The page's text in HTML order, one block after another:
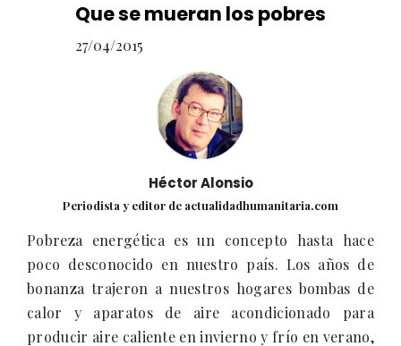
Que se mueran los pobres
27/04/2015
Héctor Alonsio
Periodista y editor de actualidadhumanitaria.com
Pobreza energética es un concepto hasta hace
poco desconocido en nuestro país. Los años de
bonanza trajeron a nuestros hogares bombas de
calor y aparatos de aire acondicionado para
producir aire caliente en invierno y frío en verano,